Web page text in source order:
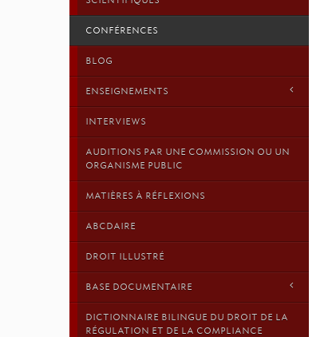
CONFÉRENCES
BLOG
ENSEIGNEMENTS
INTERVIEWS
AUDITIONS PAR UNE COMMISSION OU UN
ORGANISME PUBLIC
MATIÈRES À RÉFLEXIONS
ABCDAIRE
DROIT ILLUSTRÉ
BASE DOCUMENTAIRE
DICTIONNAIRE BILINGUE DU DROIT DE LA
RÉGULATION ET DE LA COMPLIANCE